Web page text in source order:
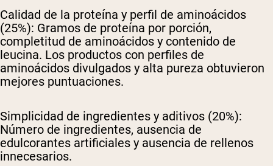
Calidad de la proteína y perfil de aminoácidos
(25%): Gramos de proteína por porción,
completitud de aminoácidos y contenido de
leucina. Los productos con perfiles de
aminoácidos divulgados y alta pureza obtuvieron
mejores puntuaciones.
Simplicidad de ingredientes y aditivos (20%):
Número de ingredientes, ausencia de
edulcorantes artificiales y ausencia de rellenos
innecesarios.